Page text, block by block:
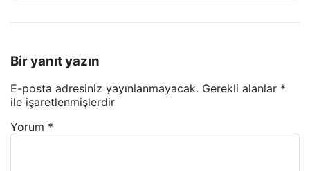
Bir yanıt yazın
E-posta adresiniz yayınlanmayacak. Gerekli alanlar *
ile işaretlenmişlerdir
Yorum *